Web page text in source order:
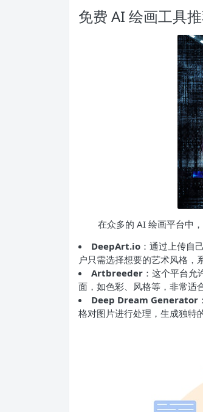
免费 AI 绘画工具
在众多的 AI 绘画平台中
DeepArt.io ：通过上传自
户只需选择想要的艺术风格，
Artbreeder ：这个平台
面，如色彩、风格等，非常适
Deep Dream Generator
格对图片进行处理，生成独特